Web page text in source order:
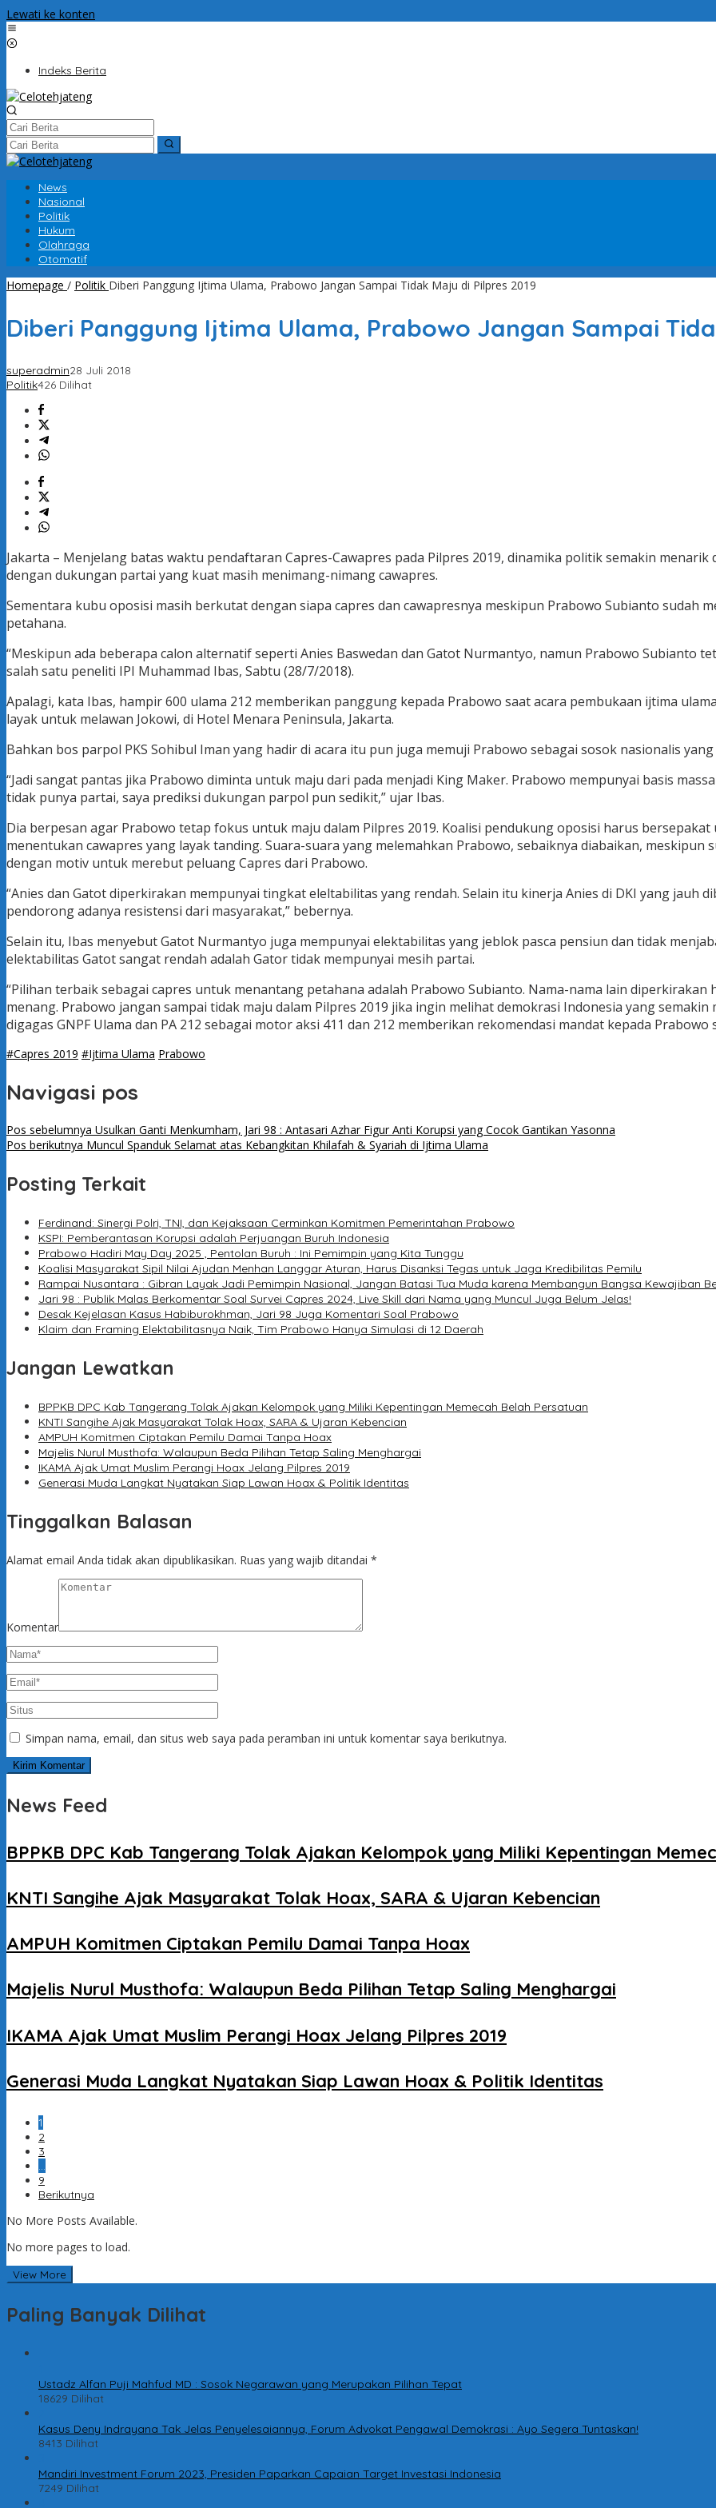
Lewati ke konten
Indeks Berita
News
Nasional
Politik
Hukum
Olahraga
Otomatif
Homepage / Politik Diberi Panggung Ijtima Ulama, Prabowo Jangan Sampai Tidak Maju di Pilpres 2019
Diberi Panggung Ijtima Ulama, Prabowo Jangan Sampai
superadmin28 Juli 2018
Politik426 Dilihat
Jakarta – Menjelang batas waktu pendaftaran Capres-Cawapres pada Pilpres 2019, dinamika politik semakin
dengan dukungan partai yang kuat masih menimang-nimang cawapres.
Sementara kubu oposisi masih berkutat dengan siapa capres dan cawapresnya meskipun Prabowo Subianto sudah
petahana.
“Meskipun ada beberapa calon alternatif seperti Anies Baswedan dan Gatot Nurmantyo, namun Prabowo Subianto
salah satu peneliti IPI Muhammad Ibas, Sabtu (28/7/2018).
Apalagi, kata Ibas, hampir 600 ulama 212 memberikan panggung kepada Prabowo saat acara pembukaan ijtima
layak untuk melawan Jokowi, di Hotel Menara Peninsula, Jakarta.
Bahkan bos parpol PKS Sohibul Iman yang hadir di acara itu pun juga memuji Prabowo sebagai sosok nasionalis
“Jadi sangat pantas jika Prabowo diminta untuk maju dari pada menjadi King Maker. Prabowo mempunyai basis
tidak punya partai, saya prediksi dukungan parpol pun sedikit,” ujar Ibas.
Dia berpesan agar Prabowo tetap fokus untuk maju dalam Pilpres 2019. Koalisi pendukung oposisi harus
menentukan cawapres yang layak tanding. Suara-suara yang melemahkan Prabowo, sebaiknya diabaikan, meskipun
dengan motiv untuk merebut peluang Capres dari Prabowo.
“Anies dan Gatot diperkirakan mempunyai tingkat eleltabilitas yang rendah. Selain itu kinerja Anies di DKI yang jauh
pendorong adanya resistensi dari masyarakat,” bebernya.
Selain itu, Ibas menyebut Gatot Nurmantyo juga mempunyai elektabilitas yang jeblok pasca pensiun dan tidak
elektabilitas Gatot sangat rendah adalah Gator tidak mempunyai mesih partai.
“Pilihan terbaik sebagai capres untuk menantang petahana adalah Prabowo Subianto. Nama-nama lain
menang. Prabowo jangan sampai tidak maju dalam Pilpres 2019 jika ingin melihat demokrasi Indonesia yang
digagas GNPF Ulama dan PA 212 sebagai motor aksi 411 dan 212 memberikan rekomendasi mandat kepada Prabowo
#Capres 2019 #Ijtima Ulama Prabowo
Navigasi pos
Pos sebelumnya Usulkan Ganti Menkumham, Jari 98 : Antasari Azhar Figur Anti Korupsi yang Cocok Gantikan Yasonna
Pos berikutnya Muncul Spanduk Selamat atas Kebangkitan Khilafah & Syariah di Ijtima Ulama
Posting Terkait
Ferdinand: Sinergi Polri, TNI, dan Kejaksaan Cerminkan Komitmen Pemerintahan Prabowo
KSPI: Pemberantasan Korupsi adalah Perjuangan Buruh Indonesia
Prabowo Hadiri May Day 2025 , Pentolan Buruh : Ini Pemimpin yang Kita Tunggu
Koalisi Masyarakat Sipil Nilai Ajudan Menhan Langgar Aturan, Harus Disanksi Tegas untuk Jaga Kredibilitas Pemilu
Rampai Nusantara : Gibran Layak Jadi Pemimpin Nasional, Jangan Batasi Tua Muda karena Membangun Bangsa Kewajiban
Jari 98 : Publik Malas Berkomentar Soal Survei Capres 2024, Live Skill dari Nama yang Muncul Juga Belum Jelas!
Desak Kejelasan Kasus Habiburokhman, Jari 98 Juga Komentari Soal Prabowo
Klaim dan Framing Elektabilitasnya Naik, Tim Prabowo Hanya Simulasi di 12 Daerah
Jangan Lewatkan
BPPKB DPC Kab Tangerang Tolak Ajakan Kelompok yang Miliki Kepentingan Memecah Belah Persatuan
KNTI Sangihe Ajak Masyarakat Tolak Hoax, SARA & Ujaran Kebencian
AMPUH Komitmen Ciptakan Pemilu Damai Tanpa Hoax
Majelis Nurul Musthofa: Walaupun Beda Pilihan Tetap Saling Menghargai
IKAMA Ajak Umat Muslim Perangi Hoax Jelang Pilpres 2019
Generasi Muda Langkat Nyatakan Siap Lawan Hoax & Politik Identitas
Tinggalkan Balasan
Alamat email Anda tidak akan dipublikasikan. Ruas yang wajib ditandai *
Komentar
Simpan nama, email, dan situs web saya pada peramban ini untuk komentar saya berikutnya.
News Feed
BPPKB DPC Kab Tangerang Tolak Ajakan Kelompok yang Miliki Kepentingan
KNTI Sangihe Ajak Masyarakat Tolak Hoax, SARA & Ujaran Kebencian
AMPUH Komitmen Ciptakan Pemilu Damai Tanpa Hoax
Majelis Nurul Musthofa: Walaupun Beda Pilihan Tetap Saling Menghargai
IKAMA Ajak Umat Muslim Perangi Hoax Jelang Pilpres 2019
Generasi Muda Langkat Nyatakan Siap Lawan Hoax & Politik Identitas
1
2
3
…
9
Berikutnya
No More Posts Available.
No more pages to load.
View More
Paling Banyak Dilihat
Ustadz Alfan Puji Mahfud MD : Sosok Negarawan yang Merupakan Pilihan Tepat
18629 Dilihat
Kasus Deny Indrayana Tak Jelas Penyelesaiannya, Forum Advokat Pengawal Demokrasi : Ayo Segera Tuntaskan!
8413 Dilihat
Mandiri Investment Forum 2023, Presiden Paparkan Capaian Target Investasi Indonesia
7249 Dilihat